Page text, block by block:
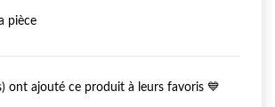
pièce
ont ajouté ce produit à leurs favoris 💙